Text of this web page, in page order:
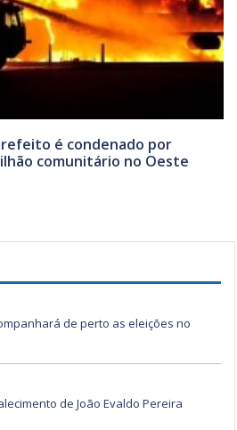
é condenado por
comunitário no Oeste
de perto as eleições no
de João Evaldo Pereira